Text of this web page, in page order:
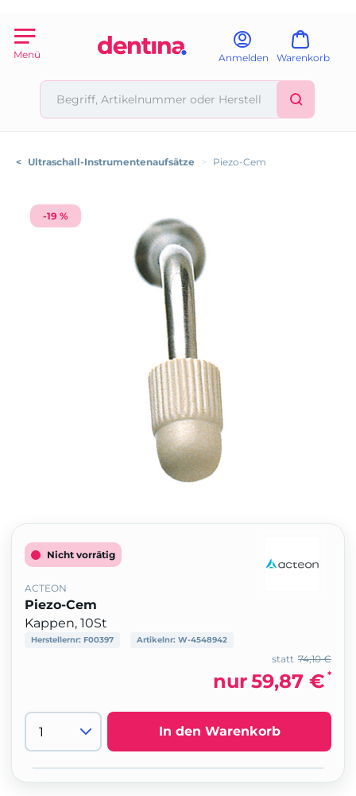
Menü Anmelden Warenkorb
< Ultraschall-Instrumentenaufsätze > Piezo-Cem
-19 %
Nicht vorrätig
ACTEON
Piezo-Cem
Kappen, 10St
Herstellernr: F00397 Artikelnr: W-4548942
74,10 €
statt
nur59,87 € *
In den Warenkorb